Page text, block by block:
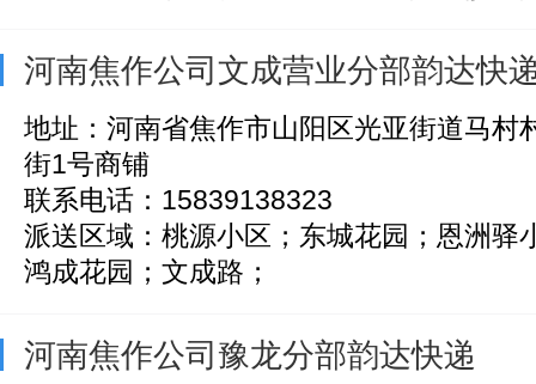
河南焦作公司文成营业分部韵达快
地址：河南省焦作市山阳区光亚街道马村
街1号商铺
联系电话：15839138323
派送区域：桃源小区；东城花园；恩洲驿
鸿成花园；文成路；
河南焦作公司豫龙分部韵达快递